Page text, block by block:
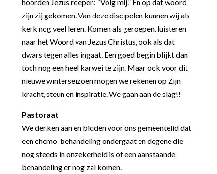
hoorden Jezus roepen: “Volg mij.” En op dat woord
zijn zij gekomen. Van deze discipelen kunnen wij als
kerk nog veel leren. Komen als geroepen, luisteren
naar het Woord van Jezus Christus, ook als dat
dwars tegen alles ingaat. Een goed begin blijkt dan
toch nog een heel karwei te zijn. Maar ook voor dit
nieuwe winterseizoen mogen we rekenen op Zijn
kracht, steun en inspiratie. We gaan aan de slag!!
Pastoraat
We denken aan en bidden voor ons gemeentelid dat
een chemo-behandeling ondergaat en degene die
nog steeds in onzekerheid is of een aanstaande
behandeling er nog zal komen.